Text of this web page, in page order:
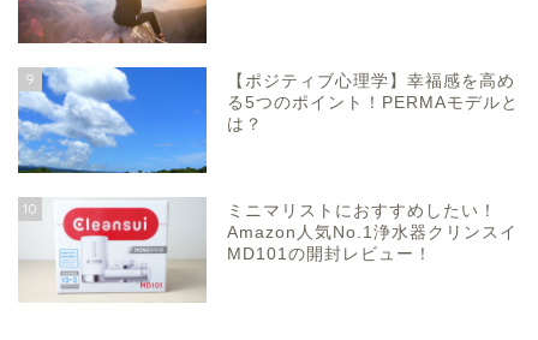
9
【ポジティブ心理学】幸福感を高め
る5つのポイント！PERMAモデルと
は？
10
ミニマリストにおすすめしたい！
Amazon人気No.1浄水器クリンスイ
MD101の開封レビュー！